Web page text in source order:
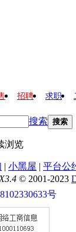
招聘 求职
搜索 搜索
浏览
| 小黑屋 | 平台公
X3.4 © 2001-2023
号